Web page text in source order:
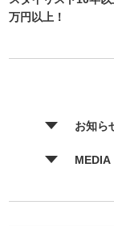
万円以上！
お知ら
MEDIA